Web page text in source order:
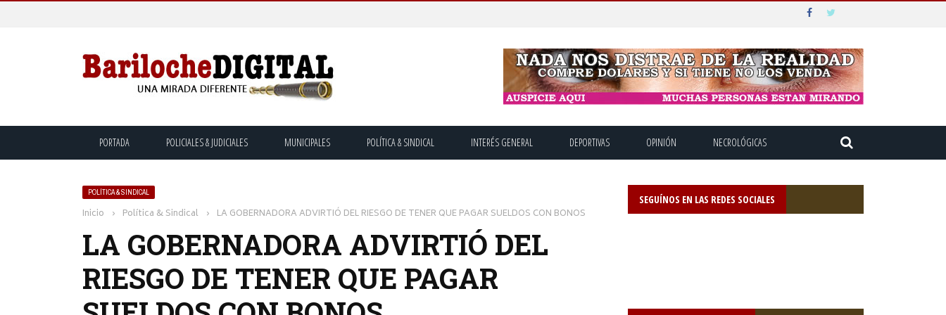
PORTADA POLICIALES & JUDICIALES MUNICIPALES POLÍTICA & SINDICAL INTERÉS GENERAL DEPORTIVAS OPINIÓN NECROLÓGICAS
POLÍTICA & SINDICAL
Inicio › Política & Sindical › LA GOBERNADORA ADVIRTIÓ DEL RIESGO DE TENER QUE PAGAR SUELDOS CON BONOS
LA GOBERNADORA ADVIRTIÓ DEL
RIESGO DE TENER QUE PAGAR
SEGUÍNOS EN LAS REDES SOCIALES